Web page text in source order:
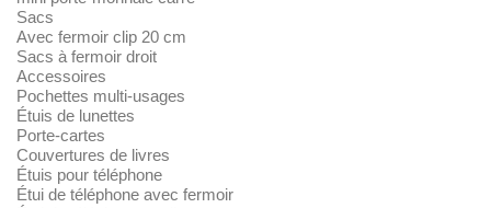
Sacs
Avec fermoir clip 20 cm
Sacs à fermoir droit
Accessoires
Pochettes multi-usages
Étuis de lunettes
Porte-cartes
Couvertures de livres
Étuis pour téléphone
Étui de téléphone avec fermoir